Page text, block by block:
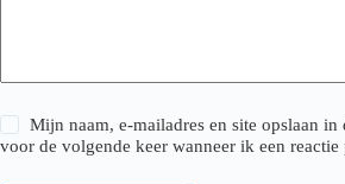
Mijn naam, e-mailadres en site opslaan in
voor de volgende keer wanneer ik een reactie